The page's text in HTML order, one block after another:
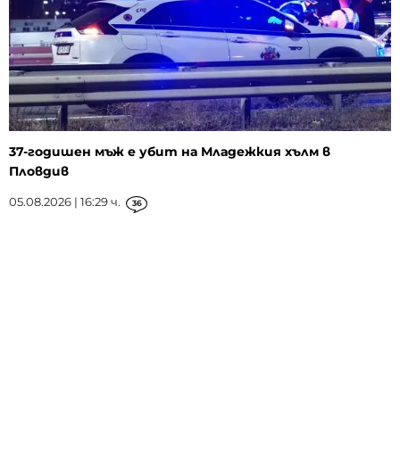
37-годишен мъж е убит на Младежкия хълм в
Пловдив
05.08.2026 | 16:29 ч. 36